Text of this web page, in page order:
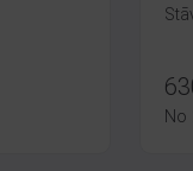
No